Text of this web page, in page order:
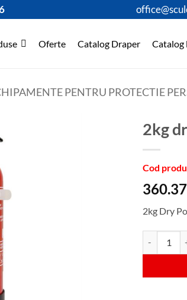
Oferte Catalog Draper Catalog
PENTRU PROTECTIE
2kg
Cod
360.37
2kg Dry